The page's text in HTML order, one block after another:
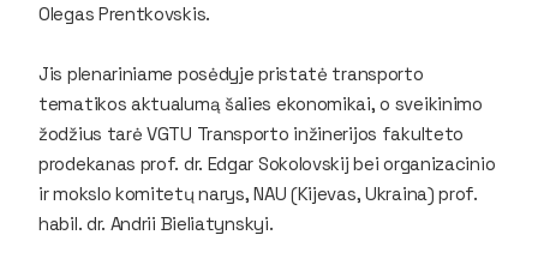
Olegas Prentkovskis.
Jis plenariniame posėdyje pristatė transporto
tematikos aktualumą šalies ekonomikai, o sveikinimo
žodžius tarė VGTU Transporto inžinerijos fakulteto
prodekanas prof. dr. Edgar Sokolovskij bei organizacinio
ir mokslo komitetų narys, NAU (Kijevas, Ukraina) prof.
habil. dr. Andrii Bieliatynskyi.